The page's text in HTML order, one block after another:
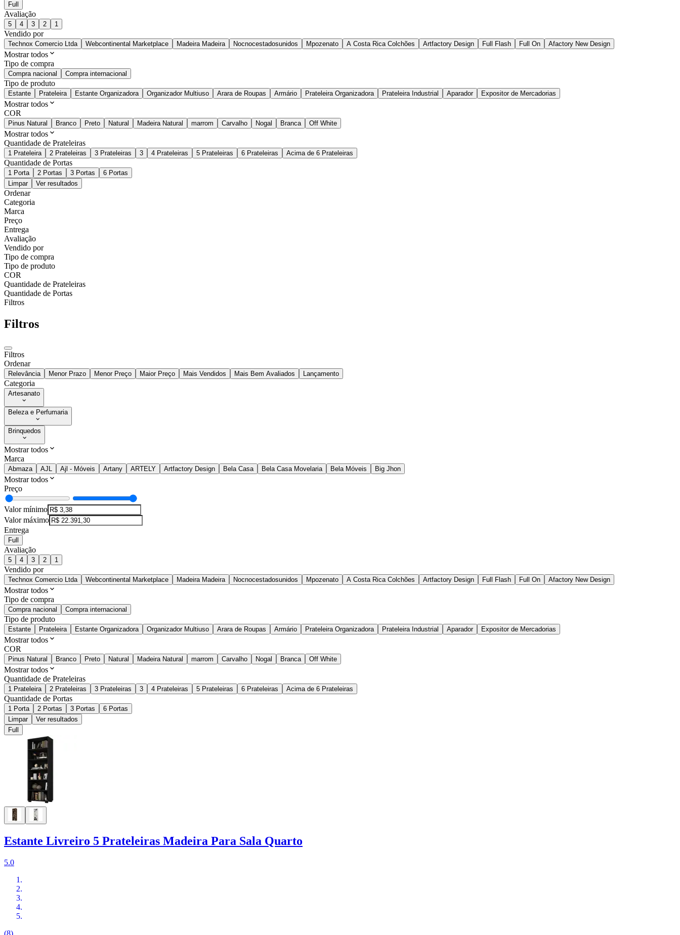
Full
Avaliação
5 4 3 2 1
Vendido por
Technox Comercio Ltda Webcontinental Marketplace Madeira Madeira Nocnocestadosunidos Mpozenato A Costa Rica Colchões Artfactory Design Full Flash Full On Afactory New Design
Mostrar todos
Tipo de compra
Compra nacional Compra internacional
Tipo de produto
Estante Prateleira Estante Organizadora Organizador Multiuso Arara de Roupas Armário Prateleira Organizadora Prateleira Industrial Aparador Expositor de Mercadorias
Mostrar todos
COR
Pinus Natural Branco Preto Natural Madeira Natural marrom Carvalho Nogal Branca Off White
Mostrar todos
Quantidade de Prateleiras
1 Prateleira 2 Prateleiras 3 Prateleiras 3 4 Prateleiras 5 Prateleiras 6 Prateleiras Acima de 6 Prateleiras
Quantidade de Portas
1 Porta 2 Portas 3 Portas
6 Portas
Limpar
Ver resultados
Ordenar
Categoria
Marca
Preço
Entrega
Avaliação
Vendido por
Tipo de compra
Tipo de produto
COR
Quantidade de Prateleiras
Quantidade de Portas
Filtros
Filtros
Filtros
Ordenar
Relevância Menor Prazo Menor Preço Maior Preço Mais Vendidos Mais Bem Avaliados Lançamento
Categoria
Artesanato
Beleza e Perfumaria
Brinquedos
Mostrar todos
Marca
Abmaza AJL Ajl - Móveis Artany ARTELY Artfactory Design Bela Casa Bela Casa Movelaria Bela Móveis Big Jhon
Mostrar todos
Preço
Valor mínimo
Valor máximo
Entrega
Full
Avaliação
5 4 3 2 1
Vendido por
Technox Comercio Ltda Webcontinental Marketplace Madeira Madeira Nocnocestadosunidos Mpozenato A Costa Rica Colchões Artfactory Design Full Flash Full On Afactory New Design
Mostrar todos
Tipo de compra
Compra nacional Compra internacional
Tipo de produto
Estante Prateleira Estante Organizadora Organizador Multiuso Arara de Roupas Armário Prateleira Organizadora Prateleira Industrial Aparador Expositor de Mercadorias
Mostrar todos
COR
Pinus Natural Branco Preto Natural Madeira Natural marrom Carvalho Nogal Branca Off White
Mostrar todos
Quantidade de Prateleiras
1 Prateleira 2 Prateleiras 3 Prateleiras 3 4 Prateleiras 5 Prateleiras 6 Prateleiras Acima de 6 Prateleiras
Quantidade de Portas
1 Porta 2 Portas 3 Portas
6 Portas
Limpar
Ver resultados
Full
Estante Livreiro 5 Prateleiras Madeira Para Sala Quarto
5.0
(8)